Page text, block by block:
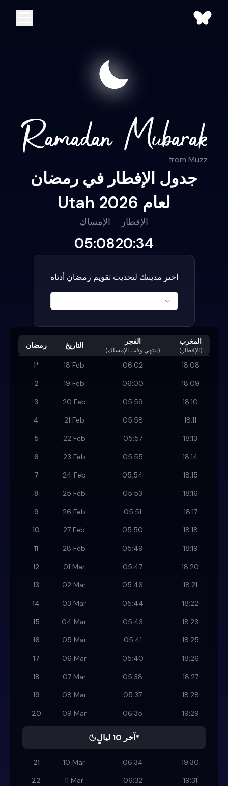
from Muzz
جدول الإفطار في رمضان
Utah لعام 2026
الإمساك
05:08
الإفطار
20:34
اختر مدينتك لتحديث تقويم رمضان أدناه
رمضان التاريخ الفجر
(ينتهي وقت الإمساك)
المغرب
(الإفطار)
1* 18 Feb 06:02
18:08
2
19 Feb 06:00
18:09
3
20 Feb 05:59
18:10
4
21 Feb 05:58
18:11
5
22 Feb 05:57
18:13
6
23 Feb 05:55
18:14
7
24 Feb 05:54
18:15
8
25 Feb 05:53
18:16
9
26 Feb 05:51
18:17
10
27 Feb 05:50
18:18
11
28 Feb 05:49
18:19
12
01 Mar 05:47
18:20
13
02 Mar 05:46
18:21
14
03 Mar 05:44
18:22
15
04 Mar 05:43
18:23
16
05 Mar 05:41
18:25
17
06 Mar 05:40
18:26
18
07 Mar 05:38
18:27
19
08 Mar 05:37
18:28
20
09 Mar 06:35 19:29
آخر 10 ليالٍ*
21 10 Mar 06:34
19:30
22
11 Mar 06:32
19:31